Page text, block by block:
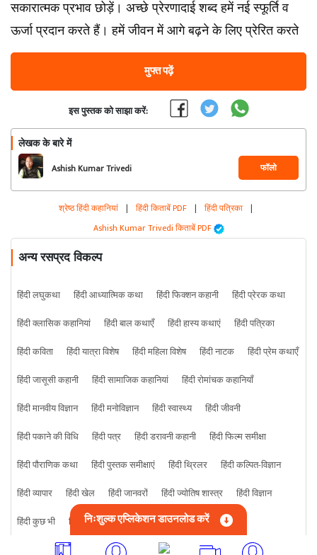
सकारात्मक प्रभाव छोड़ें। अच्छे प्रेरणादाई शब्द हमें नई स्फूर्ति व
ऊर्जा प्रदान करते हैं। हमें जीवन में आगे बढ़ने के लिए प्रेरित करते
मुफ्त पढ़ें
इस पुस्तक को साझा करें:
लेखक के बारे में
Ashish Kumar Trivedi फॉलो
श्रेष्ठ हिंदी कहानियां | हिंदी किताबें PDF | हिंदी पत्रिका |
Ashish Kumar Trivedi किताबें PDF
अन्य रसप्रद विकल्प
हिंदी लघुकथा हिंदी आध्यात्मिक कथा हिंदी फिक्शन कहानी
हिंदी प्रेरक कथा
हिंदी क्लासिक कहानियां
हिंदी बाल कथाएँ हिंदी हास्य कथाएं
हिंदी पत्रिका
हिंदी कविता
हिंदी यात्रा विशेष हिंदी महिला विशेष हिंदी नाटक
हिंदी प्रेम कथाएँ
हिंदी जासूसी कहानी
हिंदी सामाजिक कहानियां
हिंदी रोमांचक कहानियाँ
हिंदी मानवीय विज्ञान
हिंदी मनोविज्ञान हिंदी स्वास्थ्य
हिंदी जीवनी
हिंदी पकाने की विधि
हिंदी पत्र हिंदी डरावनी कहानी
हिंदी फिल्म समीक्षा
हिंदी पौराणिक कथा
हिंदी पुस्तक समीक्षाएं हिंदी थ्रिलर
हिंदी कल्पित-विज्ञान
हिंदी व्यापार
हिंदी खेल हिंदी जानवरों हिंदी ज्योतिष शास्त्र
हिंदी विज्ञान
हिंदी कुछ भी
हिंदी क्राइम कहानी
निःशुल्क एप्लिकेशन डाउनलोड करें